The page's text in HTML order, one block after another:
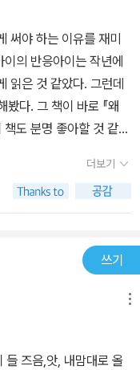
써야 하는 이유를 재미
의 반응​아이는 작년에
읽은 것 같았다. 그런데
. 그 책이 바로 『왜
도 분명 좋아할 것 같다
링 하듯이 엎어치기 하
이의 취향을 저격했다.
장면이 나오는데 정말
쉽고 재미있게 알려주
다른 뜻이 되어버리는
정도 읽는 7세부터 초등
주 유쾌하면서 유익한
더보기
쓰기
들 즈음,앗, 내맘대로 올